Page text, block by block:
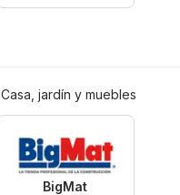
Casa, jardín y muebles
BigMat